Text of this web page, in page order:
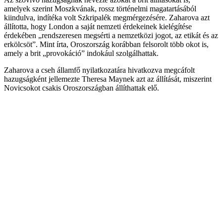
amelyek szerint Moszkvának, rossz történelmi magatartásából
kiindulva, indítéka volt Szkripalék megmérgezésére. Zaharova azt
állította, hogy London a saját nemzeti érdekeinek kielégítése
érdekében „rendszeresen megsérti a nemzetközi jogot, az etikát és az
erkölcsöt”. Mint írta, Oroszország korábban felsorolt több okot is,
amely a brit „provokáció” indokául szolgálhattak.
Zaharova a cseh államfő nyilatkozatára hivatkozva megcáfolt
hazugságként jellemezte Theresa Maynek azt az állítását, miszerint
Novicsokot csakis Oroszországban állíthattak elő.